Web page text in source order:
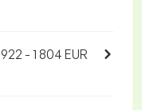
922 - 1 804 EUR